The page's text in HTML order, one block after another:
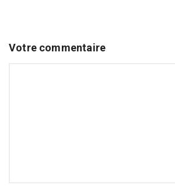
Votre commentaire